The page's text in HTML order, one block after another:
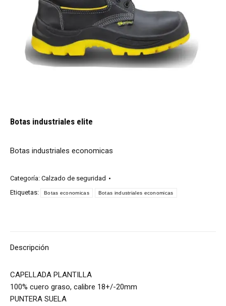
Botas industriales elite
Botas industriales economicas
Categoría: Calzado de seguridad
Etiquetas:
Botas economicas Botas industriales economicas
Descripción
CAPELLADA PLANTILLA
100% cuero graso, calibre 18+/-20mm
PUNTERA SUELA